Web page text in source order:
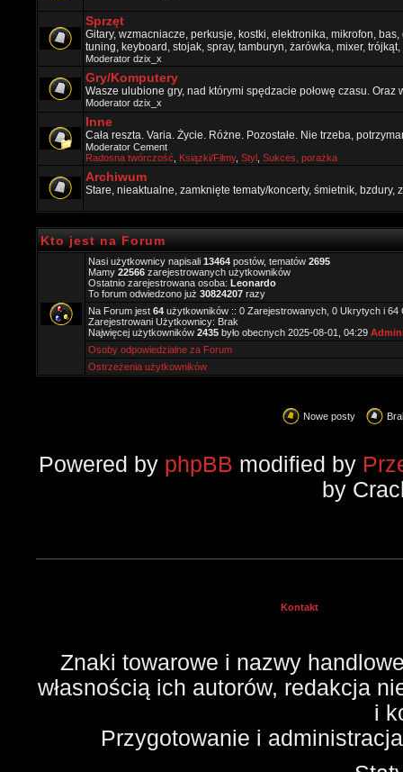
Sprzęt
Gitary, wzmacniacze, perkusje, kostki, elektronika, mikrofon,
tuning, keyboard, stojak, spray, tamburyn, żarówka, mixer, trójkąt,
Moderator dzix_x
Gry/Komputery
Wasze ulubione gry, nad którymi spędzacie połowę czasu.
Moderator dzix_x
Inne
Cała reszta. Varia. Życie. Różne. Pozostałe. Nie trzeba,
Moderator Cement
Radosna twórczość
Ksiązki/Filmy, Styl Sukces, porażka
Archiwum
Stare, nieaktualne, zamknięte tematy/koncerty, śmietnik, bzdury,
Kto jest na Forum
Nasi użytkownicy napisali 13464 postów, tematów 2695
Mamy 22566 zarejestrowanych użytkowników
Ostatnio zarejestrowana osoba: Leonardo
To forum odwiedzono już 30824207 razy
Na Forum jest 64 użytkowników :: 0 Zarejestrowanych, 0 Ukrytych i 64
Zarejestrowani Użytkownicy: Brak
Najwięcej użytkowników 2435 było obecnych 2025-08-01, 04:29
Osoby odpowiedzialne za Forum
Ostrzeżenia użytkowników
Nowe posty
Powered by phpBB modified by
by
Kontakt
Znaki towarowe i nazwy
własnością ich autorów, redakcja
i
Przygotowanie i